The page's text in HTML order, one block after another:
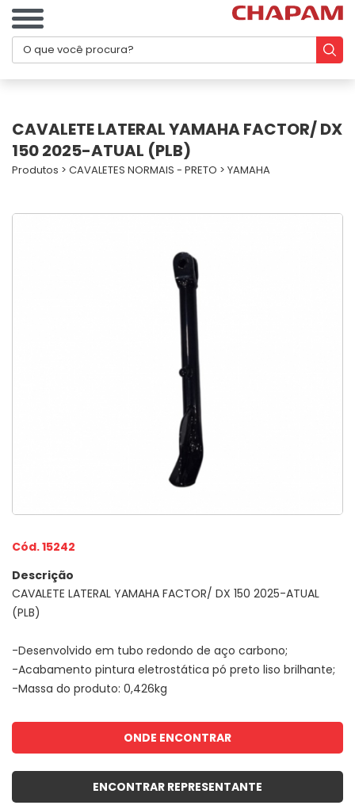
CAVALETE LATERAL YAMAHA FACTOR/ DX
150 2025-ATUAL (PLB)
Produtos > CAVALETES NORMAIS - PRETO > YAMAHA
Cód. 15242
Descrição
CAVALETE LATERAL YAMAHA FACTOR/ DX 150 2025-ATUAL
(PLB)
-Desenvolvido em tubo redondo de aço carbono;
-Acabamento pintura eletrostática pó preto liso brilhante;
-Massa do produto: 0,426kg
ONDE ENCONTRAR
ENCONTRAR REPRESENTANTE